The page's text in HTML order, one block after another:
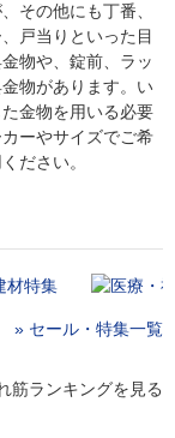
その他にも丁番、
戸当りといった目
物や、錠前、ラッ
物があります。い
金物を用いる必要
ーやサイズでご希
ださい。
» セール・特集一覧
筋ランキングを見る